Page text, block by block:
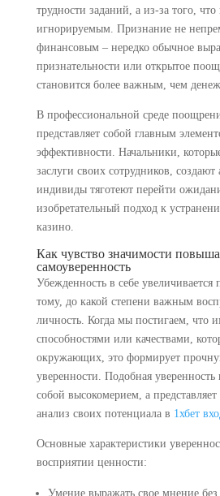
трудности заданий, а из-за того, что
игнорируемым. Признание не
финансовым – нередко обычное
признательности или открытое
становится более важным, чем
В профессиональной среде
представляет собой главным
эффективности. Начальники,
заслуги своих сотрудников, создают
индивиды тяготеют перейти
изобретательный подход к
казино.
Как чувство значимости
самоуверенность
Убежденность в себе увеличивается
тому, до какой степени важным
личность. Когда мы постигаем, что
способностями или качествами,
окружающих, это формирует
уверенности. Подобная уверенность
собой высокомерием, а
анализ своих потенциала в 1хбет
Основные характеристики
восприятии ценности:
Умение выражать свое мнение